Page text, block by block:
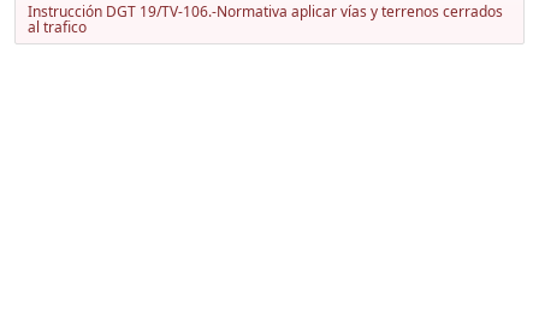
Instrucción DGT 19/TV-106.-Normativa aplicar vías y terrenos cerrados
al trafico